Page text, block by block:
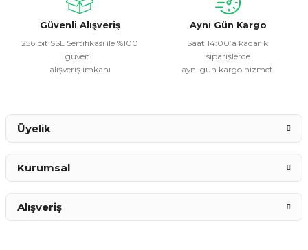
Bu ürüne benzer farklı alternatifler olmalı.
Güvenli Alışveriş
256 bit SSL Sertifikası ile %100
güvenli
alışveriş imkanı
Aynı Gün Kargo
Saat 14:00’a kadar ki
siparişlerde
aynı gün kargo hizmeti
Üyelik
Kurumsal
Alışveriş